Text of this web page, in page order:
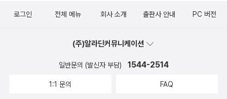
로그인 전체 메뉴 회사 소개 출판사 안내 PC 버전
(주)알라딘커뮤니케이션
일반문의 (발신자 부담) 1544-2514
1:1 문의 FAQ